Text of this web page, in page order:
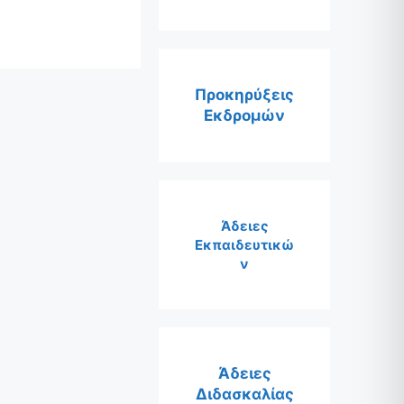
Προκηρύξεις
Εκδρομών
Άδειες
Εκπαιδευτικώ
ν
Άδειες
Διδασκαλίας